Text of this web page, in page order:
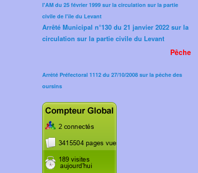
l'AM du 25 février 1999 sur la circulation sur la partie
civile de l'île du Levant
Arrêté Municipal n°130 du 21 janvier 2022 sur la
circulation sur la partie civile du Levant
Pêche
Arrêté Préfectoral 1112 du 27/10/2008 sur la pêche des
oursins